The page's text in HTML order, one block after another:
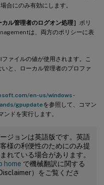
合にのみ有効にします。
カル管理者のログオン処理］ ポリ
は、両方のポリシーに表
ァイルの値が使用されます。こ
と、ローカル管理者のプロファ
en-us/windows-
gpupdateを参照して、コマン
ンドを実行します。
ジョンは英語版です。英語
様の利便性のためにのみ提
れている場合があります。
home で機械翻訳に関する
）をご覧くださ